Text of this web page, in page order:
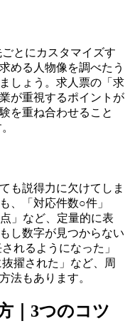
とにカスタマイズす
める人物像を調べたう
しょう。求人票の「求
が重視するポイントが
を重ね合わせること
も説得力に欠けてしま
、「対応件数○件」
」など、定量的に表
し数字が見つからない
れるようになった」
擢された」など、周
法もあります。
｜3つのコツ